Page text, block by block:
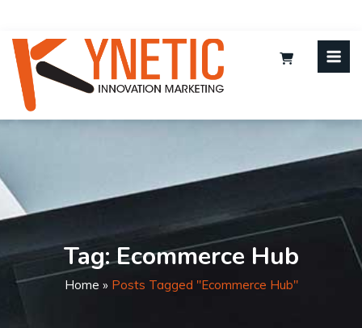
Tag:Ecommerce Hub
Home » Posts Tagged "ecommerce Hub"